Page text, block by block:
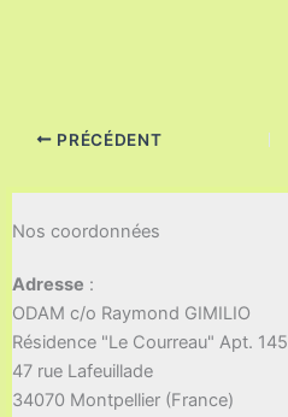
PRÉCÉDENT
Nos coordonnées
Adresse :
ODAM c/o Raymond GIMILIO
Résidence "Le Courreau" Apt. 145
47 rue Lafeuillade
34070 Montpellier (France)